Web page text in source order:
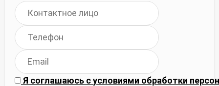
Я соглашаюсь сусловиями обработки